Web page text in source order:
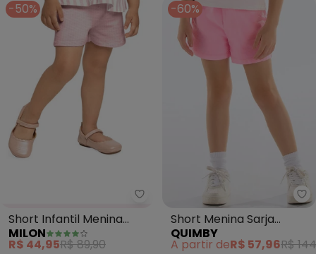
-50%
Milon - Short Infantil Menina
Short Infantil Menina
Listras (Rosa)
MILON
R$ 44,95R$ 89,90
-60%
Short Menina Sarja
(Rosa)
QUIMBY
A partir deR$ 57,96R$